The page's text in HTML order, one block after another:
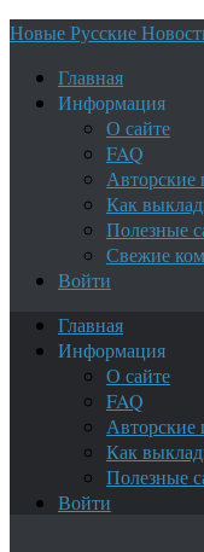
Новые Русские
Главная
Информация
О сайте
FAQ
Авторские
Как
Полезные
Свежие
Войти
Главная
Информация
О сайте
FAQ
Авторские
Как
Полезные
Войти